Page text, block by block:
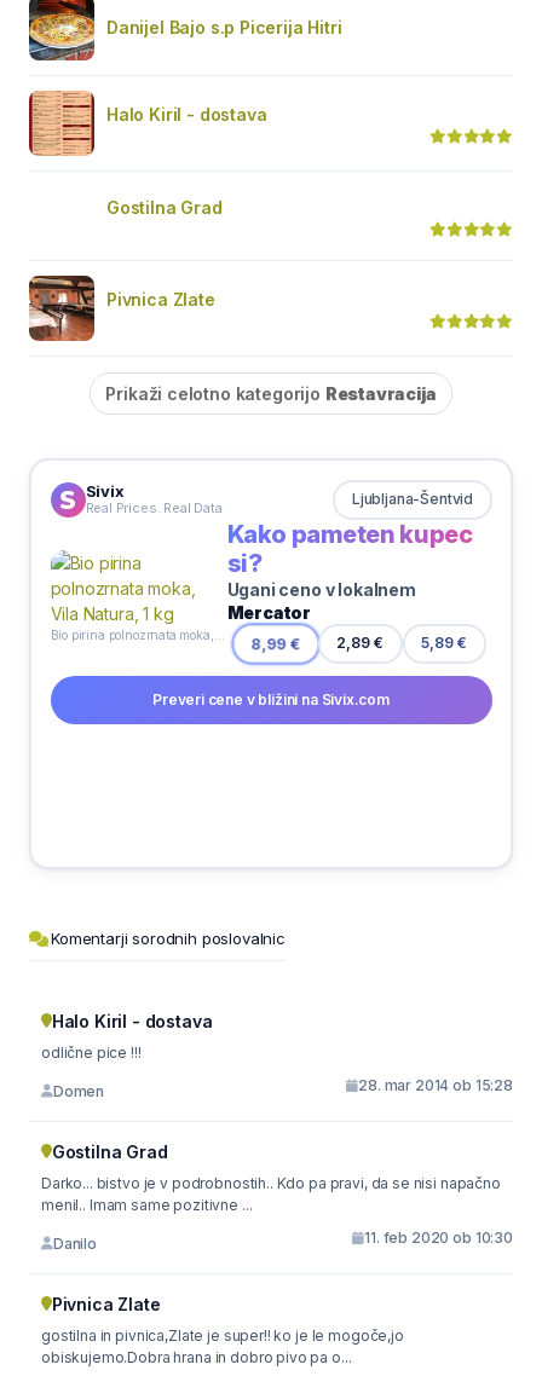
Danijel Bajo s.p Picerija Hitri
Halo Kiril - dostava
Gostilna Grad
Pivnica Zlate
Prikaži celotno kategorijo Restavracija
Sivix
Real Prices. Real Data Ljubljana-Šentvid
Kako pameten kupec
si?
Ugani ceno v lokalnem
Mercator
8,99 € 2,89 € 5,89 €
Preveri cene v bližini na Sivix.com
Komentarji sorodnih poslovalnic
Halo Kiril - dostava
odlične pice !!!
Domen 28. mar 2014 ob 15:28
Gostilna Grad
Darko... bistvo je v podrobnostih.. Kdo pa pravi, da se nisi napačno
menil.. Imam same pozitivne ...
Danilo 11. feb 2020 ob 10:30
Pivnica Zlate
gostilna in pivnica,Zlate je super!! ko je le mogoče,jo
obiskujemo.Dobra hrana in dobro pivo pa o...